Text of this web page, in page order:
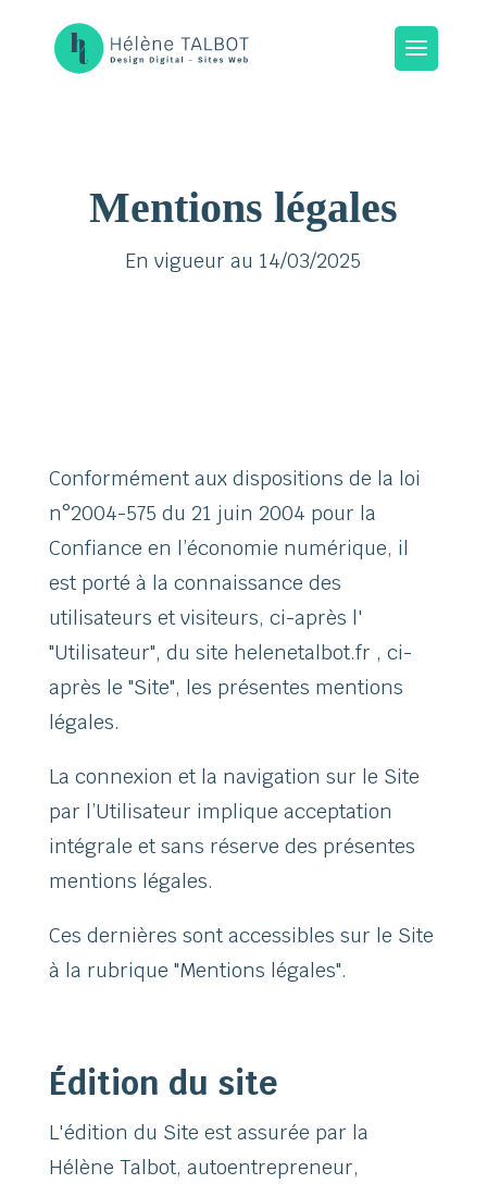
Mentions légales
En vigueur au 14/03/2025
Conformément aux dispositions de la loi
n°2004-575 du 21 juin 2004 pour la
Confiance en l’économie numérique, il
est porté à la connaissance des
utilisateurs et visiteurs, ci-après l'
"Utilisateur", du site helenetalbot.fr , ci-
après le "Site", les présentes mentions
légales.
La connexion et la navigation sur le Site
par l’Utilisateur implique acceptation
intégrale et sans réserve des présentes
mentions légales.
Ces dernières sont accessibles sur le Site
à la rubrique "Mentions légales".
Édition du site
L'édition du Site est assurée par la
Hélène Talbot, autoentrepreneur,